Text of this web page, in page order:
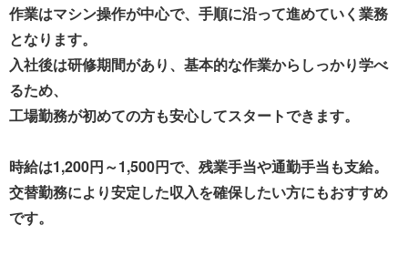
作業はマシン操作が中心で、手順に沿って進めていく業務
となります。
入社後は研修期間があり、基本的な作業からしっかり学べ
るため、
工場勤務が初めての方も安心してスタートできます。
時給は1,200円～1,500円で、残業手当や通勤手当も支給。
交替勤務により安定した収入を確保したい方にもおすすめ
です。